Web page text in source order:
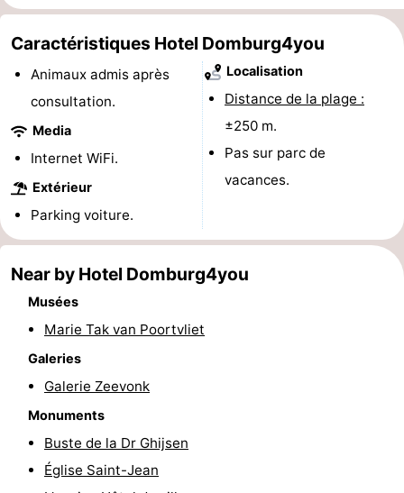
Last
minutes
Plages
et
Lieux
Musées
-
Moulins
Phares
Terrains
Caractéristiques Hotel Domburg4you
Animaux admis après
consultation.
Media
Internet WiFi.
Extérieur
Parking voiture.
Localisation
Distance de la plage :
±250 m.
Pas sur parc de
vacances.
Near by Hotel Domburg4you
Musées
Marie Tak van Poortvliet
Galeries
Galerie Zeevonk
Monuments
Buste de la Dr Ghijsen
Église Saint-Jean